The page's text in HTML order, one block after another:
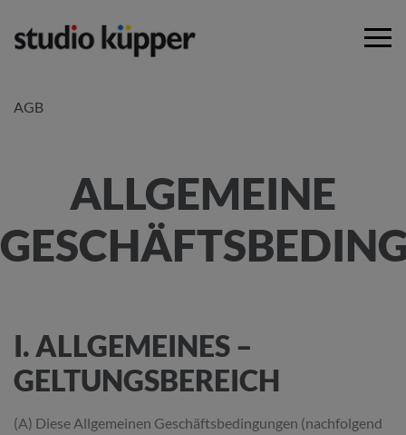
AGB
ALLGEMEINE
I. ALLGEMEINES –
GELTUNGSBEREICH
(A) Diese Allgemeinen Geschäftsbedingungen (nachfolgend